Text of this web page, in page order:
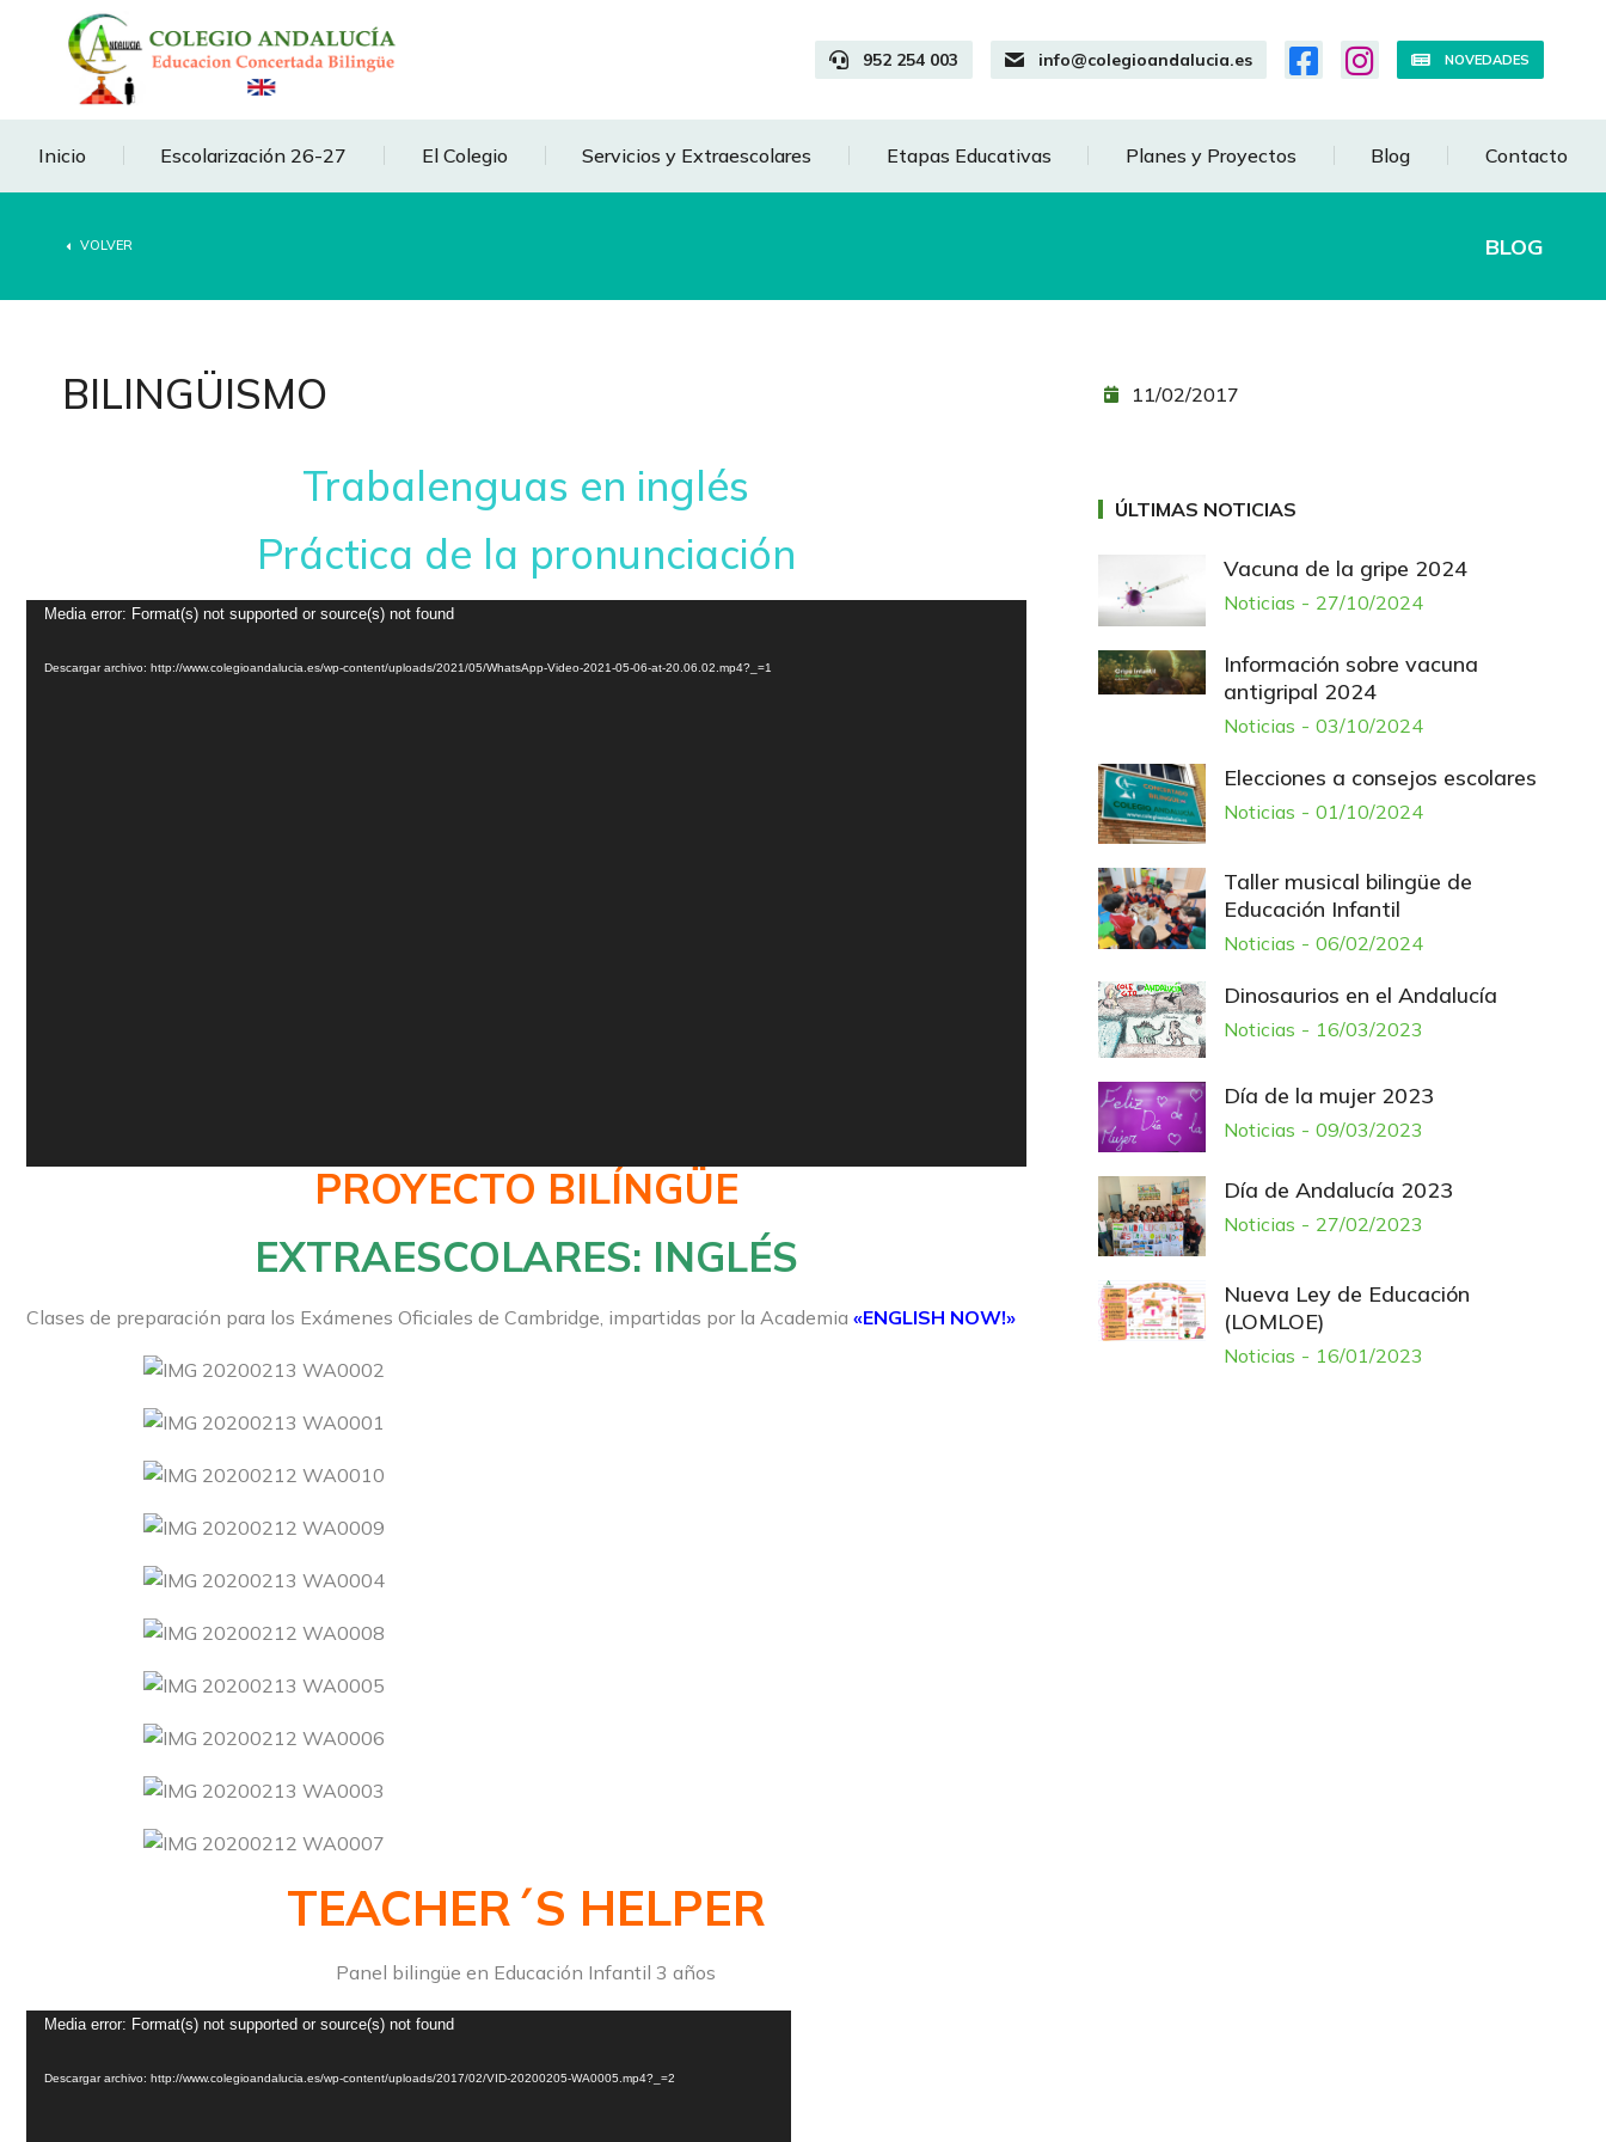
952 254 003 info@colegioandalucia.es NOVEDADES
Inicio Escolarización 26-27 El Colegio Servicios y Extraescolares Etapas Educativas Planes y Proyectos Blog Contacto
VOLVER BLOG
BILINGÜISMO 11/02/2017
Trabalenguas en inglés
Práctica de la pronunciación
Reproductor
vídeo
Media error: Format(s) not supported or source(s) not found
Descargar archivo: http://www.colegioandalucia.es/wp-content/uploads/2021/05/WhatsApp-Video-2021-05-06-at-20.06.02.mp4?_=1
PROYECTO BILÍNGÜE
EXTRAESCOLARES: INGLÉS
Clases de preparación para los Exámenes Oficiales de Cambridge, impartidas por la Academia «ENGLISH NOW!»
TEACHER´S HELPER
Panel bilingüe en Educación Infantil 3 años
Reproductor
vídeo
Media error: Format(s) not supported or source(s) not found
Descargar archivo: http://www.colegioandalucia.es/wp-content/uploads/2017/02/VID-20200205-WA0005.mp4?_=2
ÚLTIMAS NOTICIAS
Vacuna de la gripe 2024
Noticias 27/10/2024
Información sobre vacuna
antigripal 2024
Noticias 03/10/2024
Elecciones a consejos escolares
Noticias 01/10/2024
Taller musical bilingüe de
Educación Infantil
Noticias 06/02/2024
Dinosaurios en el Andalucía
Noticias 16/03/2023
Día de la mujer 2023
Noticias 09/03/2023
Día de Andalucía 2023
Noticias 27/02/2023
Nueva Ley de Educación
(LOMLOE)
Noticias 16/01/2023